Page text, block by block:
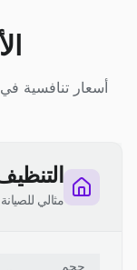
أسعار تنافسية في
مثالي
حجم